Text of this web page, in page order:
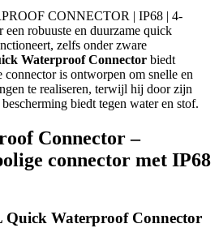
CONNECTOR | IP68 | 4-
robuuste en duurzame quick
zelfs onder zware
Waterproof Connector biedt
connector is ontworpen om snelle en
te realiseren, terwijl hij door zijn
biedt tegen water en stof.
Connector –
connector met IP68
Quick Waterproof Connector